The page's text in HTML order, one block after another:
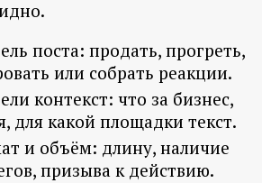
поста: продать, прогреть,
или собрать реакции.
контекст: что за бизнес,
для какой площадки текст.
и объём: длину, наличие
призыва к действию.